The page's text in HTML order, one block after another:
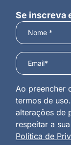
Se inscreva
Ao preencher
termos de
alterações de
respeitar a
Política de